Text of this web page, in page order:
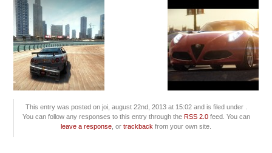
This entry was posted on joi, august 22nd, 2013 at 15:02 and is filed under .
You can follow any responses to this entry through the RSS 2.0feed. You can
leave a response , ortrackback from your own site.